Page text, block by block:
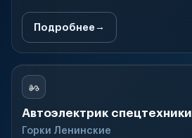
Подробнее
Автоэлектрик спецтехники
Горки Ленинские